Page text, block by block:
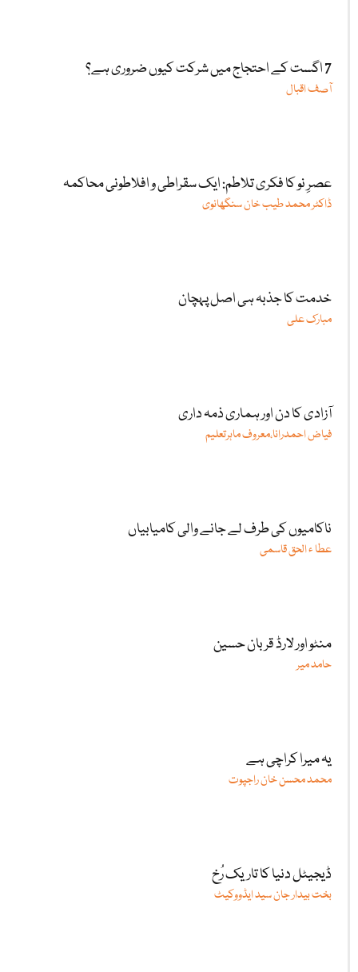
7 اگست کے احتجاج میں شرکت کیوں ضروری ہے؟
آصف اقبال
عصرِ نو کا فکری تلاطم: ایک سقراطی و افلاطونی محاکمہ
ڈاکٹر محمد طیب خان سنگھانوی
خدمت کا جذبہ ہی اصل پہچان
مبارک علی
آزادی کا دن اور ہماری ذمہ داری
فیاض احمدرانا،معروف ماہرتعلیم
ناکامیوں کی طرف لے جانے والی کامیابیاں
عطا ء الحق قاسمی
منٹو اور لارڈ قربان حسین
حامد میر
یہ میرا کراچی ہے
محمد محسن خان راجپوت
ڈیجیٹل دنیا کا تاریک رُخ
بخت بیدار جان سید ایڈووکیٹ